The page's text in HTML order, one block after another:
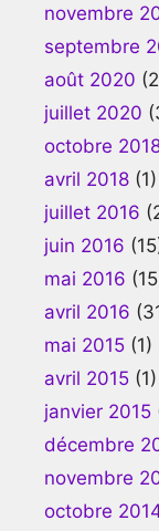
novembre
septembre
août 2020
juillet 2020
octobre
avril 2018 (1)
juillet 2016
juin 2016
mai 2016
avril 2016
mai 2015 (1)
avril 2015 (1)
janvier 2015
décembre
novembre
octobre